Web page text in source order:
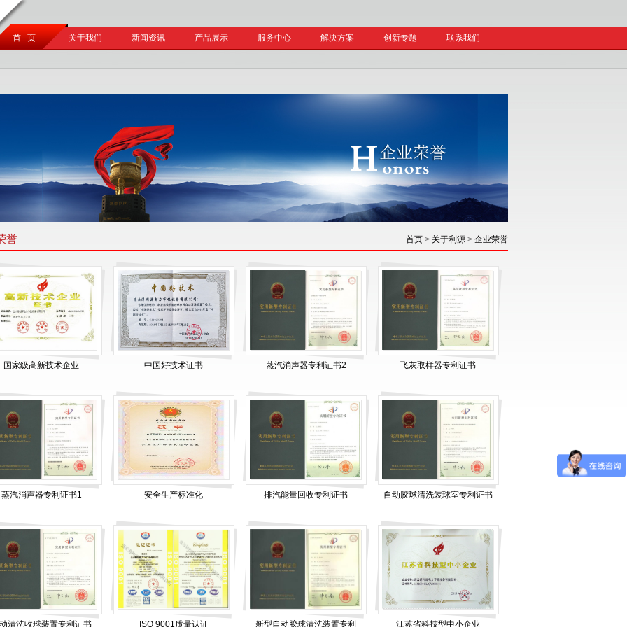
首 页 关于我们 新闻资讯 产品展示 服务中心 解决方案 创新专题 联系我们
誉 首页> 关于利源> 企业荣誉
国家级高新技术企业 中国好技术证书 蒸汽消声器专利证书2 飞灰取样器专利证书
蒸汽消声器专利证书1 安全生产标准化 排汽能量回收专利证书 自动胶球清洗装球室专利证书
清洗收球装置专利证书 ISO 9001质量认证 新型自动胶球清洗装置专利 江苏省科技型中小企业